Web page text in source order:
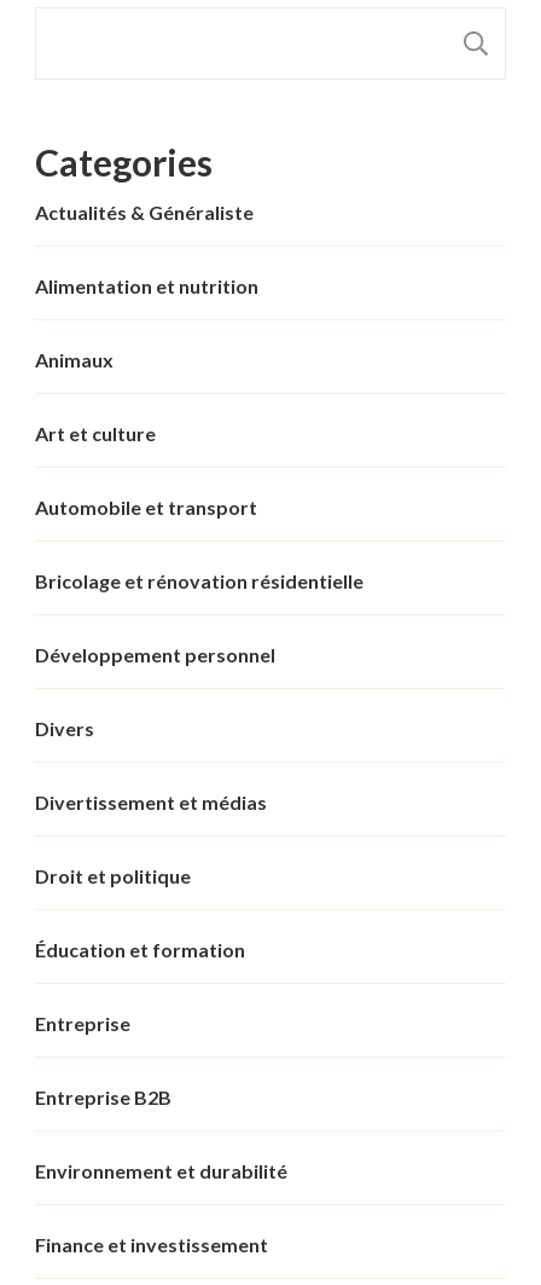
Categories
Actualités & Généraliste
Alimentation et nutrition
Animaux
Art et culture
Automobile et transport
Bricolage et rénovation résidentielle
Développement personnel
Divers
Divertissement et médias
Droit et politique
Éducation et formation
Entreprise
Entreprise B2B
Environnement et durabilité
Finance et investissement